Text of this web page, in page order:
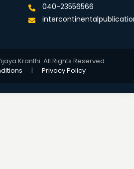
040-23556566
Kranthi. All Rights Reserved.
| Privacy Policy